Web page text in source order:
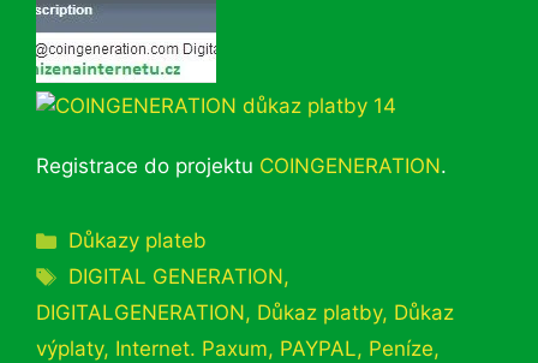
Registrace do projektu COINGENERATION.
Rubriky
Důkazy plateb
Štítky
DIGITAL GENERATION,
DIGITALGENERATION, Důkaz platby, Důkaz
výplaty, Internet. Paxum, PAYPAL, Peníze,